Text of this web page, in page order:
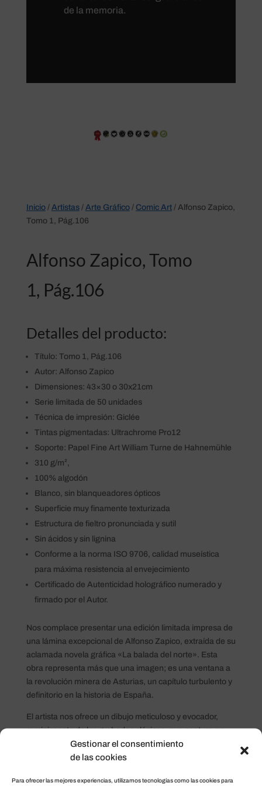
Gestionar el consentimiento
de las cookies
Para ofrecer las mejores experiencias, utilizamos tecnologías como las cookies para
de la memoria.
Inicio/ Artistas/ Arte Gráfico/ Comic Art/ Alfonso Zapico,
Tomo 1, Pág.106
Alfonso Zapico, Tomo
1, Pág.106
Detalles del producto:
Título: Tomo 1, Pág.106
Autor: Alfonso Zapico
Dimensiones: 43×30 o 30x21cm
Serie limitada de 50 unidades
Técnica de impresión: Giclée
Tintas pigmentadas: Ultrachrome Pro12
Soporte: Papel Fine Art William Turne de Hahnemühle
310 g/m²,
100% algodón
Blanco, sin blanqueadores ópticos
Superficie muy finamente texturizada
Estructura de fieltro pronunciada y sutil
Sin ácidos y sin lignina
Conforme a la norma ISO 9706, calidad museística
para máxima resistencia al envejecimiento
Certificado de Autenticidad holográfico numerado y
firmado por el Autor.
Nos complace presentar una edición limitada impresa de
una lámina excepcional de Alfonso Zapico, extraída de su
aclamada novela gráfica «La balada del norte». Esta
obra representa más que una imagen; es una ventana a
la revolución minera de Asturias, un capítulo turbulento y
definitorio en la historia de España.
El artista nos ofrece un dibujo meticuloso y evocador,
reminiscente de los grabados clásicos, que captura no
sólo la arquitectura de una época sino también el espíritu
de su gente. La mina de carbón se erige como un
los trabajadores. La panera asturiana, humilde y solitaria,